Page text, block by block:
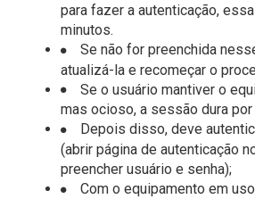
para fazer a autenticação,
minutos.
Se não for preenchida
atualizá-la e recomeçar o
Se o usuário mantiver o
mas ocioso, a sessão dura por
Depois disso, deve
(abrir página de autenticação
preencher usuário e senha);
Com o equipamento em